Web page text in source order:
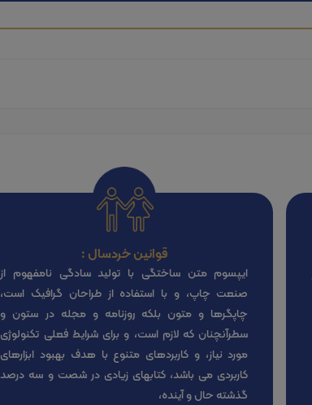
قوانین خردسال :
ایپسوم متن ساختگی با تولید سادگی نامفهوم از
صنعت چاپ، و با استفاده از طراحان گرافیک است،
چاپگرها و متون بلکه روزنامه و مجله در ستون و
سطرآنچنان که لازم است، و برای شرایط فعلی تکنولوژی
مورد نیاز، و کاربردهای متنوع با هدف بهبود ابزارهای
کاربردی می باشد، کتابهای زیادی در شصت و سه درصد
گذشته حال و آینده،